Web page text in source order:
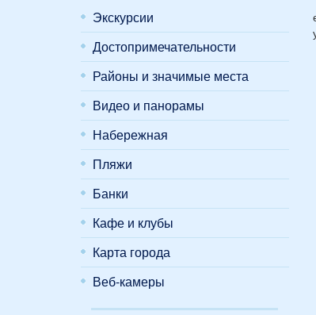
Экскурсии
Достопримечательности
Районы и значимые места
Видео и панорамы
Набережная
Пляжи
Банки
Кафе и клубы
Карта города
Веб-камеры